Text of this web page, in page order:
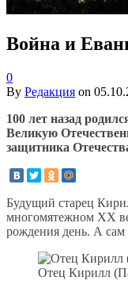
Война и
0
By Редакция on
100 лет назад
Великую
защитника
Будущий старец
многомятежном XX
рождения день. А сам
Отец Кирилл